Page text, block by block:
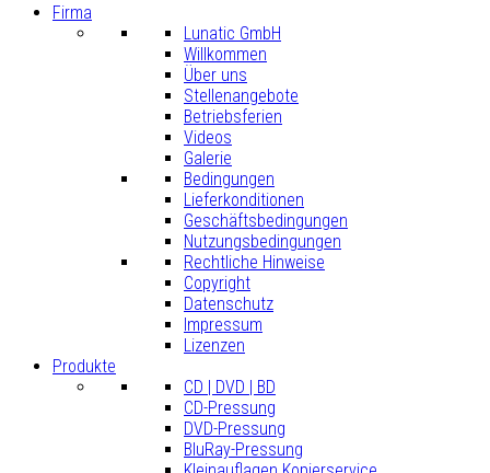
Firma
Lunatic GmbH
Willkommen
Über uns
Stellenangebote
Betriebsferien
Videos
Galerie
Bedingungen
Lieferkonditionen
Geschäftsbedingungen
Nutzungsbedingungen
Rechtliche Hinweise
Copyright
Datenschutz
Impressum
Lizenzen
Produkte
CD | DVD | BD
CD-Pressung
DVD-Pressung
BluRay-Pressung